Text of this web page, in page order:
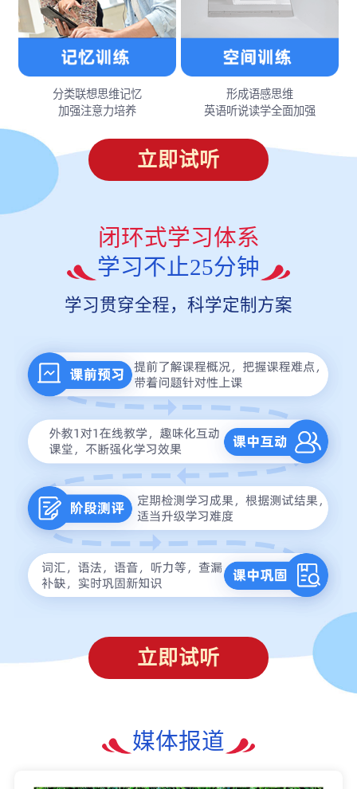
分类联想思维记忆
加强注意力培养
形成语感思维
英语听说读学全面加强
立即试听
闭环式学习体系
学习不止25分钟
学习贯穿全程，科学定制方案
立即试听
媒体报道